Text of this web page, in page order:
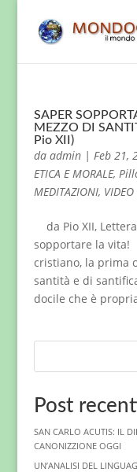
SAPER
MEZZO DI
Pio XII)
da admin| Feb 21,
ETICA E MORALE,
MEDITAZIONI,
da Pio XII,
sopportare la vita!
cristiano, la prima
santità e di
docile che è
Post
SAN CARLO ACUTIS: IL
CANONIZZIONE OGGI
UN’ANALISI DEL